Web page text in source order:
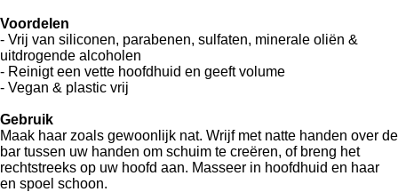
Voordelen
- Vrij van siliconen, parabenen, sulfaten, minerale oliën &
uitdrogende alcoholen
- Reinigt een vette hoofdhuid en geeft volume
- Vegan & plastic vrij
Gebruik
Maak haar zoals gewoonlijk nat. Wrijf met natte handen over de
bar tussen uw handen om schuim te creëren, of breng het
rechtstreeks op uw hoofd aan. Masseer in hoofdhuid en haar
en spoel schoon.